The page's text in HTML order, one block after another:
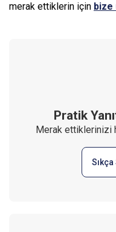
merak ettiklerin için bize
Pratik
Merak ettiklerinizi